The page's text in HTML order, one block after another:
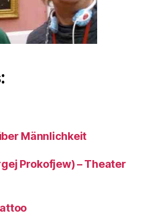
Männlichkeit
Prokofjew) – Theater